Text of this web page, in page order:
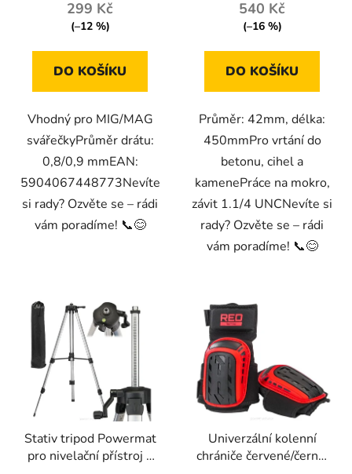
299 Kč
(–12 %)
DO KOŠÍKU
Vhodný pro MIG/MAG
svářečkyPrůměr drátu:
0,8/0,9 mmEAN:
5904067448773Nevíte
si rady? Ozvěte se – rádi
vám poradíme! 📞😊
540 Kč
(–16 %)
DO KOŠÍKU
Průměr: 42mm, délka:
450mmPro vrtání do
betonu, cihel a
kamenePráce na mokro,
závit 1.1/4 UNCNevíte si
rady? Ozvěte se – rádi
vám poradíme! 📞😊
Stativ tripod Powermat
pro nivelační přístroj a
Univerzální kolenní
chrániče červené/černé,